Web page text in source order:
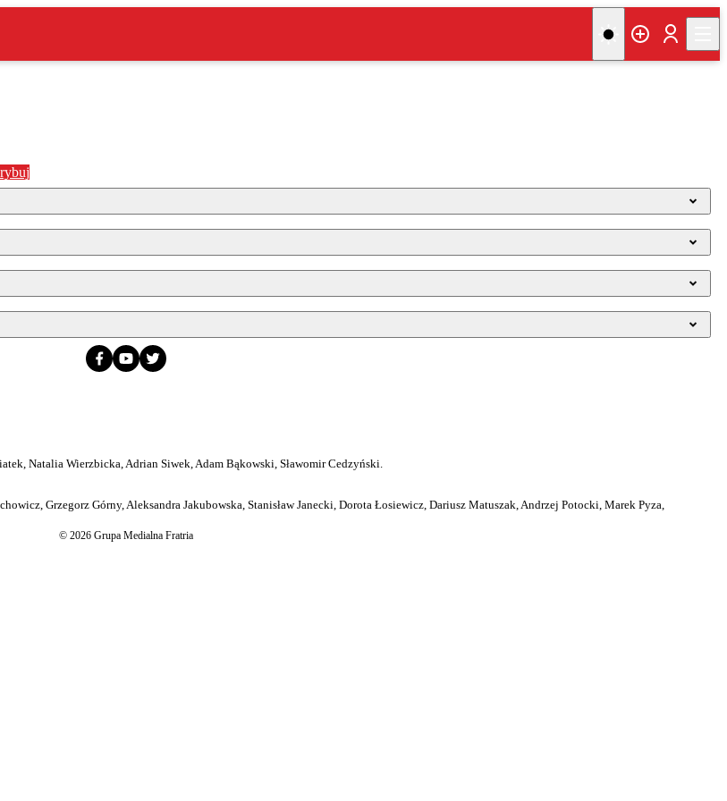
Natalia Wierzbicka, Adrian Siwek, Adam Bąkowski, Sławomir Cedzyński.
Grzegorz Górny, Aleksandra Jakubowska, Stanisław Janecki, Dorota Łosiewicz, Dariusz Matuszak, Andrzej Potocki, Marek Pyza,
© 2026 Grupa Medialna Fratria